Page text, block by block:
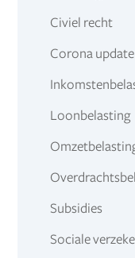
Civiel recht
Corona update
Loonbelasting
Subsidies
Sociale